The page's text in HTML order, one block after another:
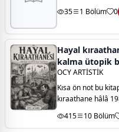
35
1 Bölüm 0
Hayal
kalma ütopik
OCY ARTİSTİK
Kısa ön not bu kitapçıkta istanbul 2026’dadır; ama
kıraathane hâlâ
televizyon güncel
bardağı ise
415 10 Bölüm